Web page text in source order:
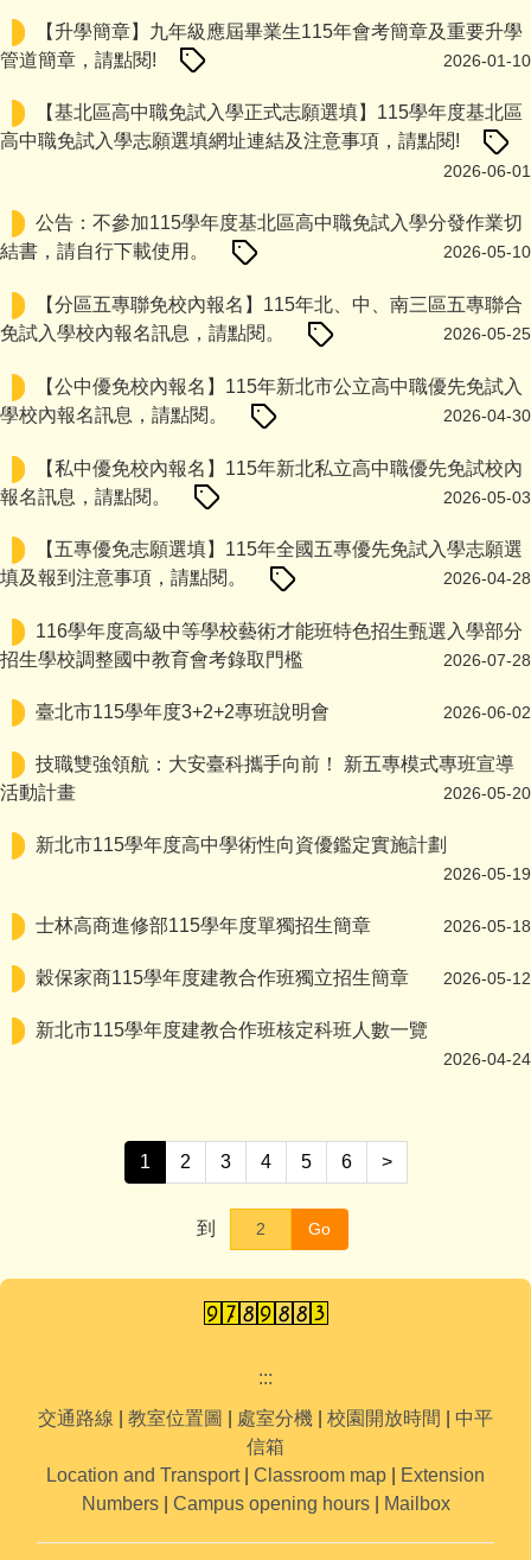
【升學簡章】九年級應屆畢業生115年會考簡章及重要升學
管道簡章，請點閱!
2026-01-10
【基北區高中職免試入學正式志願選填】115學年度基北區
高中職免試入學志願選填網址連結及注意事項，請點閱!
2026-06-01
公告：不參加115學年度基北區高中職免試入學分發作業切
結書，請自行下載使用。
2026-05-10
【分區五專聯免校內報名】115年北、中、南三區五專聯合
免試入學校內報名訊息，請點閱。
2026-05-25
【公中優免校內報名】115年新北市公立高中職優先免試入
學校內報名訊息，請點閱。
2026-04-30
【私中優免校內報名】115年新北私立高中職優先免試校內
報名訊息，請點閱。
2026-05-03
【五專優免志願選填】115年全國五專優先免試入學志願選
填及報到注意事項，請點閱。
2026-04-28
116學年度高級中等學校藝術才能班特色招生甄選入學部分
招生學校調整國中教育會考錄取門檻
2026-07-28
臺北市115學年度3+2+2專班說明會 2026-06-02
技職雙強領航：大安臺科攜手向前！ 新五專模式專班宣導
活動計畫
2026-05-20
新北市115學年度高中學術性向資優鑑定實施計劃
2026-05-19
士林高商進修部115學年度單獨招生簡章 2026-05-18
穀保家商115學年度建教合作班獨立招生簡章 2026-05-12
新北市115學年度建教合作班核定科班人數一覽
2026-04-24
1 2 3 4 5 6 >
到 Go
:::
交通路線
教室位置圖 處室分機 校園開放時間
中平
信箱
Location and Transport| Classroom map
Extension
Numbers| Campus opening hours| Mailbox